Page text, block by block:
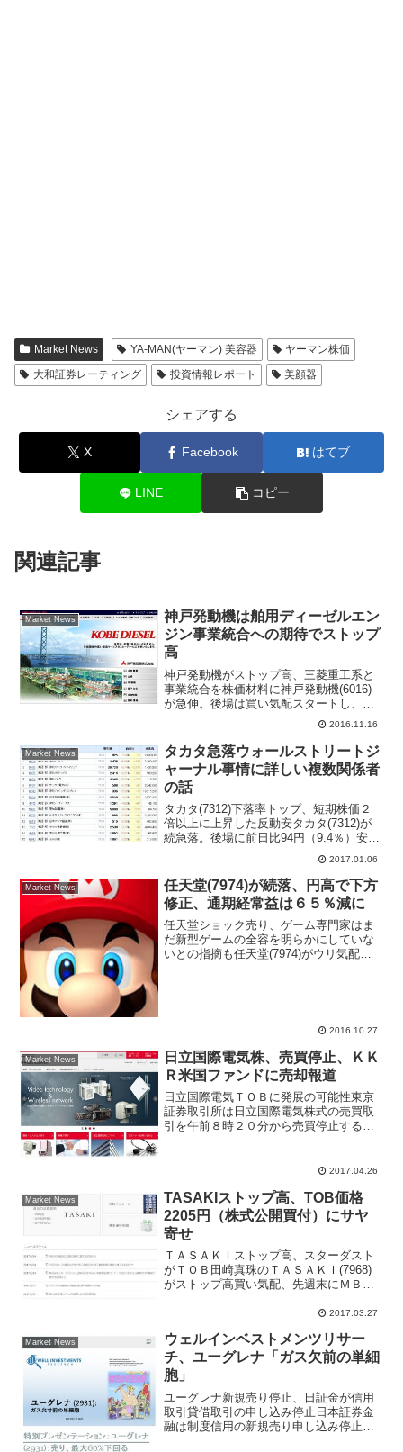
Market News YA-MAN(ヤーマン) 美容器
ヤーマン株価
大和証券レーティング
投資情報レポート 美顔器
シェアする
X Facebook はてブ
LINE コピー
関連記事
Market News
神戸発動機は舶用ディーゼルエン
ジン事業統合への期待でストップ
高
神戸発動機がストップ高、三菱重工系と
事業統合を株価材料に神戸発動機(6016)
が急伸。後場は買い気配スタートし、前
日比30円（33.7％）ストップ高水準の119
円まで買われている。同社は前週10日引
け後に、三菱重工業(7011)、三菱重工の...
2016.11.16
Market News
タカタ急落ウォールストリートジ
ャーナル事情に詳しい複数関係者
の話
タカタ(7312)下落率トップ、短期株価２
倍以上に上昇した反動安タカタ(7312)が
続急落。後場に前日比94円（9.4％）安の
901円まで売られる場面もあった、大引け
は70円安の925円で東証１部の値下がり率
ランキングでトップ。前日は３連続...
2017.01.06
Market News
任天堂(7974)が続落、円高で下方
修正、通期経常益は６５％減に
任天堂ショック売り、ゲーム専門家はま
だ新型ゲームの全容を明らかにしていな
いとの指摘も任天堂(7974)がウリ気配ス
2016.10.27
Market News
日立国際電気株、売買停止、ＫＫ
Ｒ米国ファンドに売却報道
日立国際電気ＴＯＢに発展の可能性東京
証券取引所は日立国際電気株式の売買取
引を午前８時２０分から売買停止すると
め」と公開している。親会社の日立製作
2017.04.26
Market News
TASAKIストップ高、TOB価格
2205円（株式公開買付）にサヤ
寄せ
ＴＡＳＡＫＩストップ高、スターダスト
がＴＯＢ田崎真珠のＴＡＳＡＫＩ(7968)
がストップ高買い気配、先週末にＭＢＯ
に正式にＭＢＯ（マネジメント・バイア
式公開買付）価格２...
2017.03.27
Market News
ウェルインベストメンツリサー
チ、ユーグレナ「ガス欠前の単細
胞」
ユーグレナ新規売り停止、日証金が信用
取引貸借取引の申し込み停止日本証券金
融は制度信用の新規売り申し込み停止措